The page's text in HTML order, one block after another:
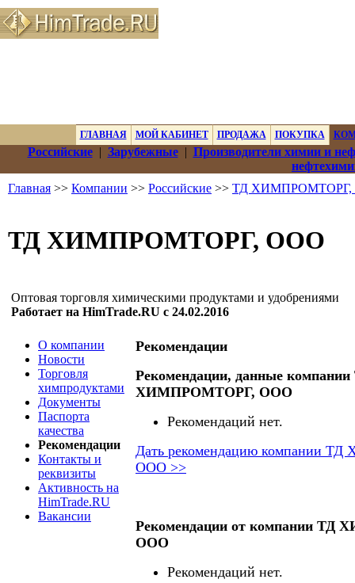
ГЛАВНАЯ МОЙ КАБИНЕТ ПРОДАЖА ПОКУПКА
Российские| Зарубежные| Производители химии и
Главная >> Компании >> Российские >> ТД
ТД ХИМПРОМТОРГ, ООО
Оптовая торговля химическими продуктами и удобрениями
Работает на HimTrade.RU с 24.02.2016
О компании
Новости
Торговля
химпродуктами
Документы
Паспорта
качества
Рекомендации
Контакты и
реквизиты
Активность на
HimTrade.RU
Вакансии
Рекомендации
Рекомендации, данные
ХИМПРОМТОРГ, ООО
Рекомендаций нет.
Дать рекомендацию компании
ООО >>
Рекомендации от компании
ООО
Рекомендаций нет.